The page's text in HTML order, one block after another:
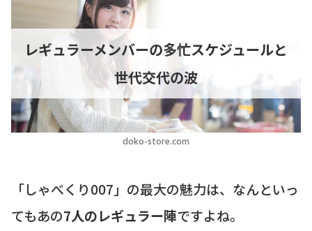
doko-store.com
レギュラーメンバーの多忙スケジュールと
世代交代の波
「しゃべくり007」の最大の魅力は、なんといっ
てもあの7人のレギュラー陣ですよね。